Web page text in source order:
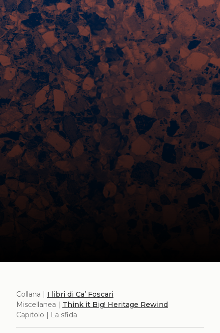
Collana | I libri di Ca’ Foscari
Miscellanea | Think it Big! Heritage Rewind
Capitolo | La sfida